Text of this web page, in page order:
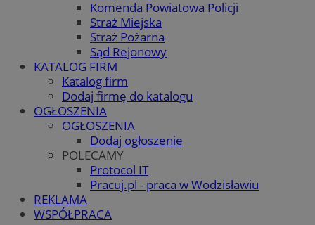
Komenda Powiatowa Policji
Straż Miejska
Straż Pożarna
Sąd Rejonowy
KATALOG FIRM
Katalog firm
Dodaj firmę do katalogu
OGŁOSZENIA
OGŁOSZENIA
Dodaj ogłoszenie
POLECAMY
Protocol IT
Pracuj.pl - praca w Wodzisławiu
REKLAMA
WSPÓŁPRACA